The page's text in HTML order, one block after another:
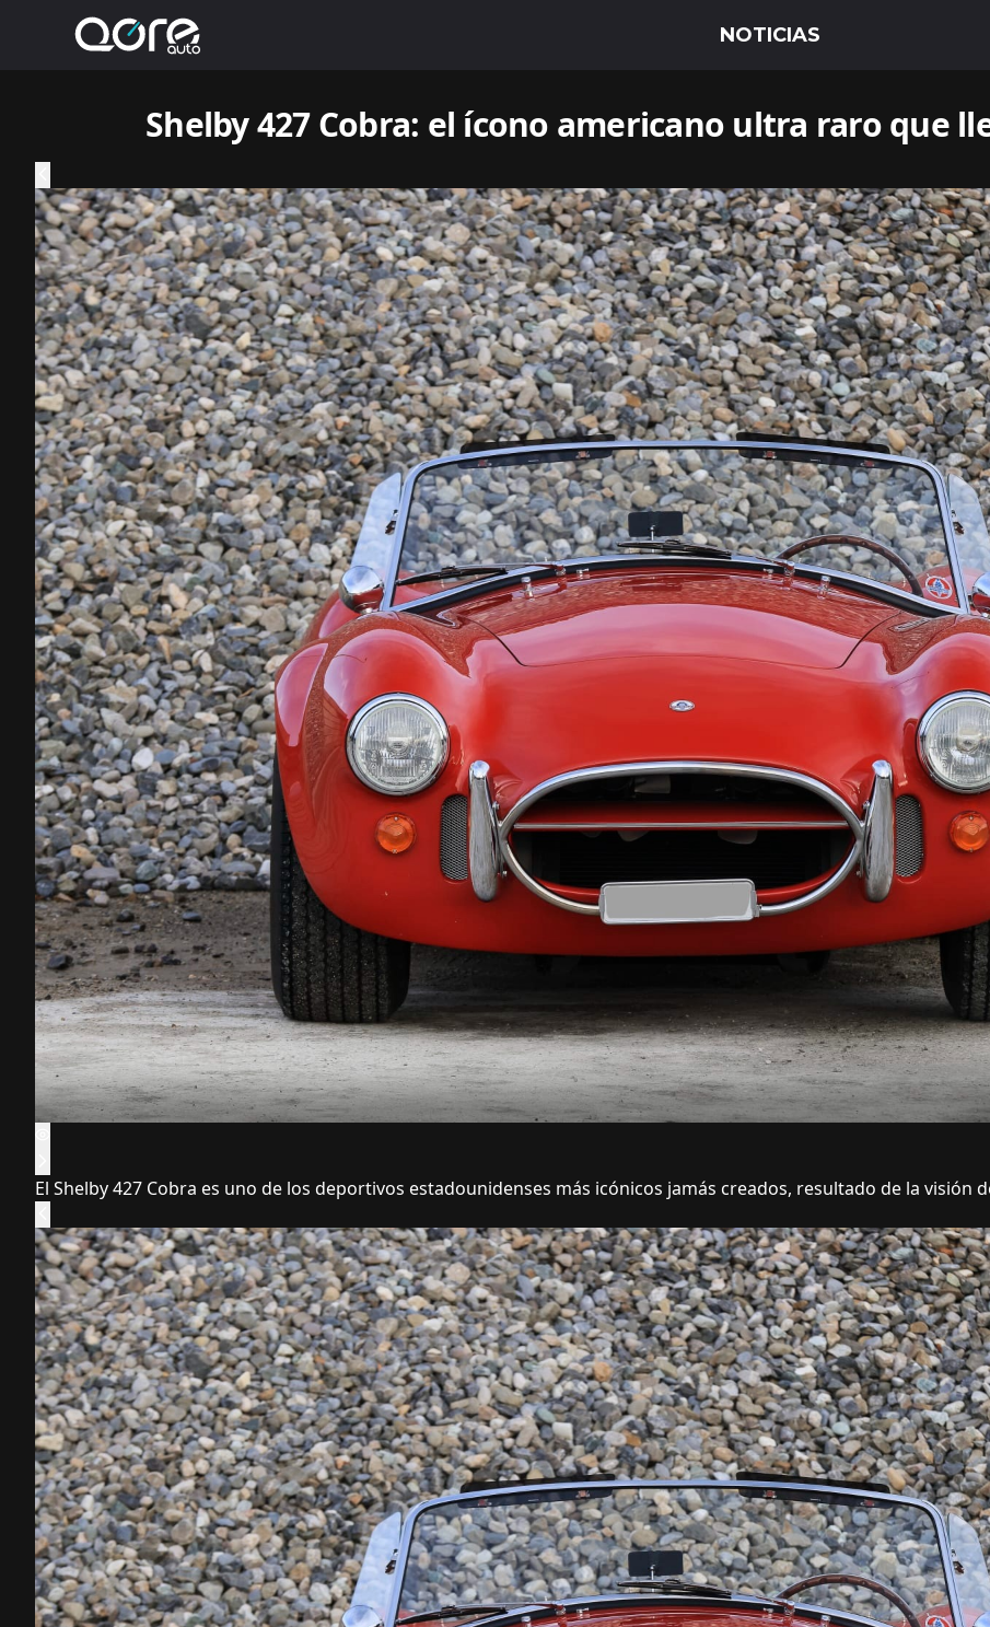
Shelby 427 Cobra: el ícono americano ultra raro que
El Shelby 427 Cobra es uno de los deportivos estadounidenses más icónicos jamás creados, resultado de la visión